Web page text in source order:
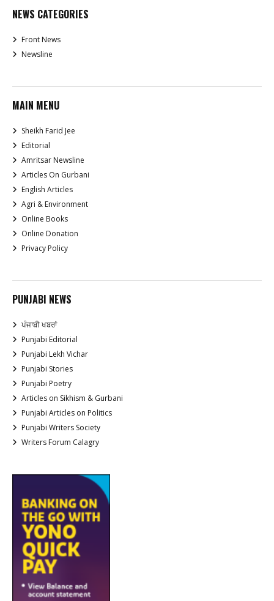
NEWS CATEGORIES
Front News
Newsline
MAIN MENU
Sheikh Farid Jee
Editorial
Amritsar Newsline
Articles On Gurbani
English Articles
Agri & Environment
Online Books
Online Donation
Privacy Policy
PUNJABI NEWS
ਪੰਜਾਬੀ ਖਬਰਾਂ
Punjabi Editorial
Punjabi Lekh Vichar
Punjabi Stories
Punjabi Poetry
Articles on Sikhism & Gurbani
Punjabi Articles on Politics
Punjabi Writers Society
Writers Forum Calagry